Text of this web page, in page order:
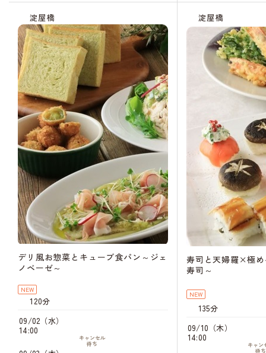
14:00
08/21（金）
キャン
待ち
14:00
キャン
待ち
08/24（月）
キャン
待ち
キャン
待ち
08/25（火）
10:00
キャン
待ち
14:00
キャン
待ち
08/26（水）
10:00
キャン
待ち
08/28（金）
14:00
キャン
08/29（土）
10:00
14:00
14:00
淀屋橋
デリ風お惣菜とキューブ食パン～ジェ
ノベーゼ～
NEW
120分
09/02（水）
14:00
キャンセル
待ち
淀屋橋
寿司と天婦羅×極
寿司～
NEW
135分
09/10（木）
14:00
キャン
待ち